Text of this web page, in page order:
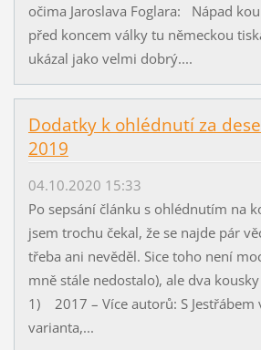
očima Jaroslava Foglara: Nápad
před koncem války tu německou
ukázal jako velmi dobrý....
Dodatky k ohlédnutí za
2019
04.10.2020 15:33
Po sepsání článku s ohlédnutím na
jsem trochu čekal, že se najde pár
třeba ani nevěděl. Sice toho není
mně stále nedostalo), ale dva
1) 2017 – Více autorů: S Jestřábem
varianta,...